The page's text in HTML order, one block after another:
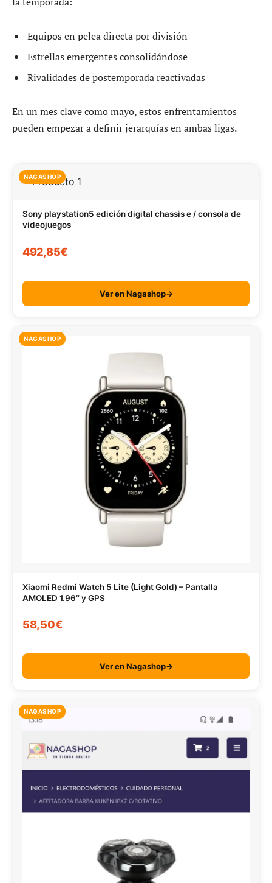
Equipos en pelea directa por división
Estrellas emergentes consolidándose
Rivalidades de postemporada reactivadas
En un mes clave como mayo, estos enfrentamientos
pueden empezar a definir jerarquías en ambas ligas.
NAGASHOP
Sony playstation5 edición digital chassis e / consola de
videojuegos
492,85€
Ver en Nagashop→
NAGASHOP
Xiaomi Redmi Watch 5 Lite (Light Gold) – Pantalla
AMOLED 1.96″ y GPS
58,50€
Ver en Nagashop→
NAGASHOP